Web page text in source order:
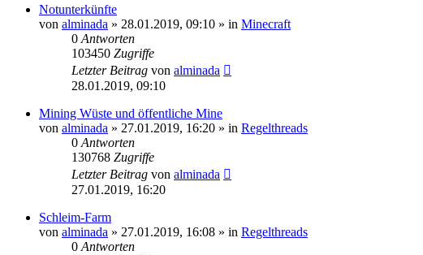
Notunterkünfte
von alminada » 28.01.2019, 09:10 » in Minecraft
0 Antworten
103450 Zugriffe
Letzter Beitrag von alminada
28.01.2019, 09:10
Mining Wüste und öffentliche Mine
von alminada » 27.01.2019, 16:20 » in Regelthreads
0 Antworten
130768 Zugriffe
Letzter Beitrag von alminada
27.01.2019, 16:20
Schleim-Farm
von alminada » 27.01.2019, 16:08 » in Regelthreads
0 Antworten